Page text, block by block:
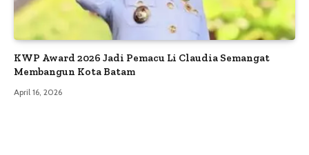
KWP Award 2026 Jadi Pemacu Li Claudia Semangat
Membangun Kota Batam
April 16, 2026